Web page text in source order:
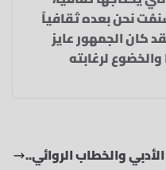
نحن بعده ثقافياً
كان الجمهور عايز
لرغابته
والخطاب الروائي..